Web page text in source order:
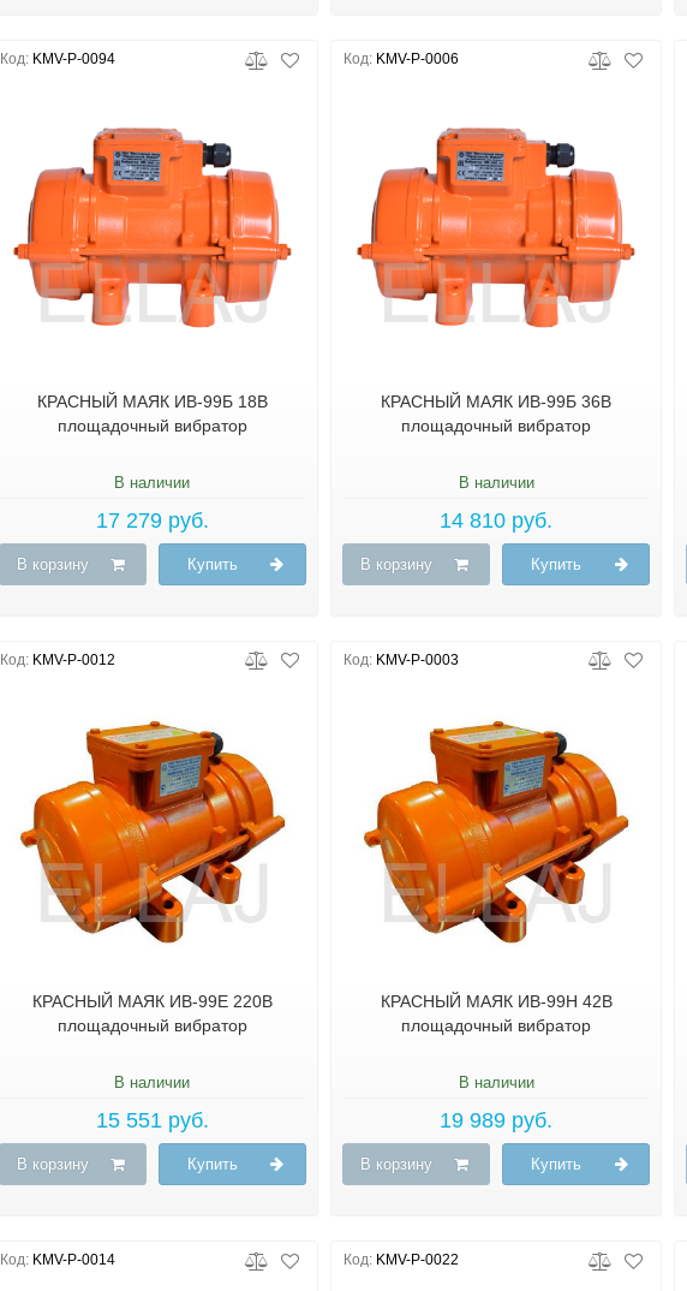
Код: KMV-P-0094
КРАСНЫЙ МАЯК ИВ-99Б 18В
площадочный вибратор
В наличии
17 279 руб.
В корзину Купить
Код: KMV-P-0006
КРАСНЫЙ МАЯК ИВ-99Б 36В
площадочный вибратор
В наличии
14 810 руб.
В корзину Купить
Код: KMV-P-0012
КРАСНЫЙ МАЯК ИВ-99Е 220В
площадочный вибратор
В наличии
15 551 руб.
В корзину Купить
Код: KMV-P-0003
КРАСНЫЙ МАЯК ИВ-99Н 42В
площадочный вибратор
В наличии
19 989 руб.
В корзину Купить
Код: KMV-P-0014 Код: KMV-P-0022